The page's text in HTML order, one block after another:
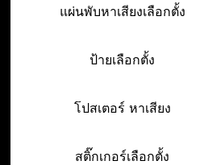
แผ่นพับหาเสียงเลือกตั้ง
ป้ายเลือกตั้ง
โปสเตอร์ หาเสียง
สติ๊กเกอร์เลือกตั้ง